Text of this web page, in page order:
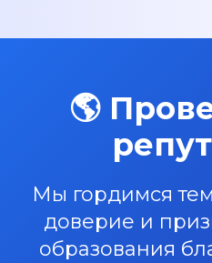
🌎
Мы гордимся
доверие и
образования